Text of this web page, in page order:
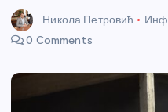
Никола Петровић
0 Comments